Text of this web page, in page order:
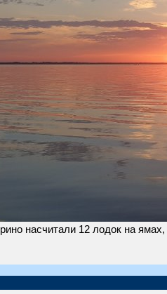
насчитали 12 лодок на